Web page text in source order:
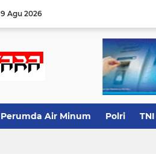
9 Agu 2026
Perumda Air Minum Polri TNI